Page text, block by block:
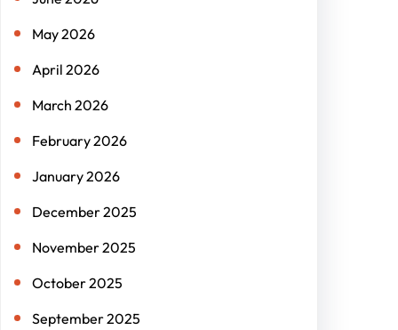
May 2026
April 2026
March 2026
February 2026
January 2026
December 2025
November 2025
October 2025
September 2025